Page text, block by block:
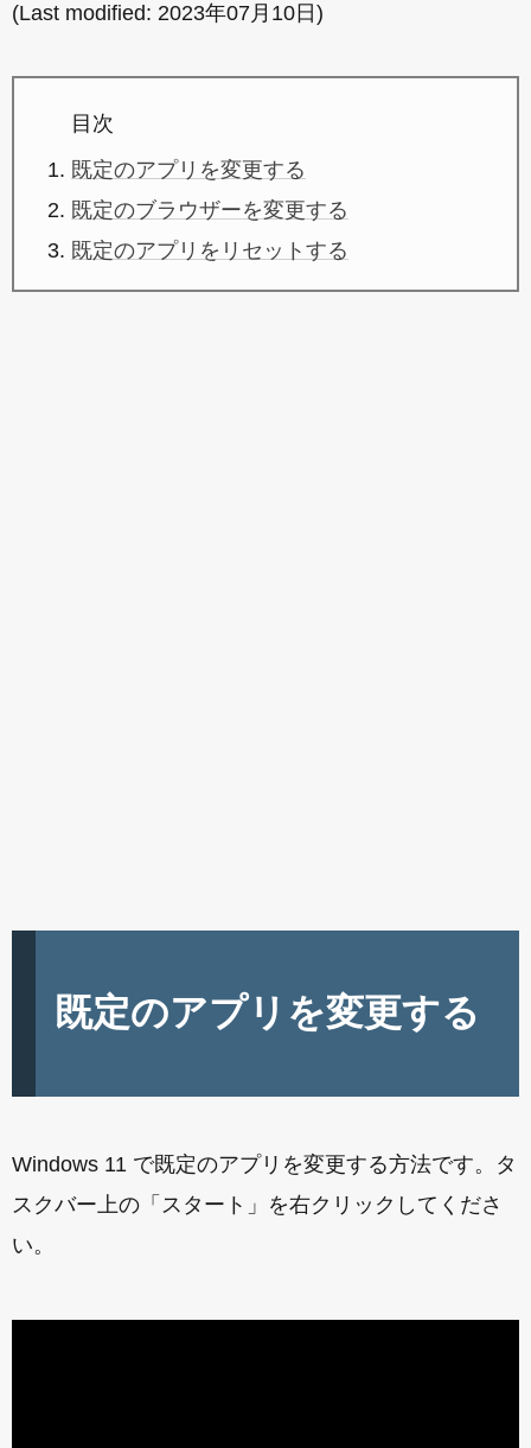
(Last modified: 2023年07月10日 )
目次
既定のアプリを変更する
既定のブラウザーを変更する
既定のアプリをリセットする
既定のアプリを変更する
Windows 11 で既定のアプリを変更する方法です。タ
スクバー上の「スタート」を右クリックしてくださ
い。